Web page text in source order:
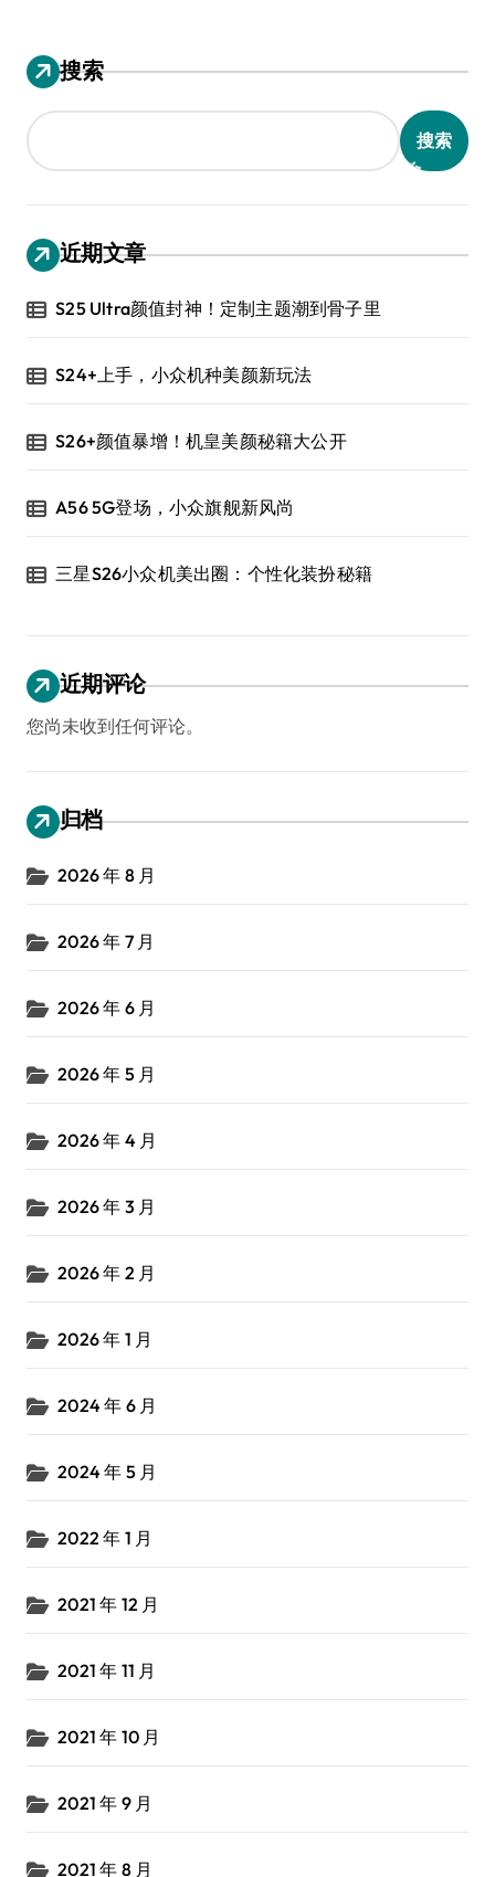
搜索
搜索
近期文章
S25 Ultra颜值封神！定制主题潮到骨子里
S24+上手，小众机种美颜新玩法
S26+颜值暴增！机皇美颜秘籍大公开
A56 5G登场，小众旗舰新风尚
三星S26小众机美出圈：个性化装扮秘籍
近期评论
您尚未收到任何评论。
归档
2026 年 8 月
2026 年 7 月
2026 年 6 月
2026 年 5 月
2026 年 4 月
2026 年 3 月
2026 年 2 月
2026 年 1 月
2024 年 6 月
2024 年 5 月
2022 年 1 月
2021 年 12 月
2021 年 11 月
2021 年 10 月
2021 年 9 月
2021 年 8 月